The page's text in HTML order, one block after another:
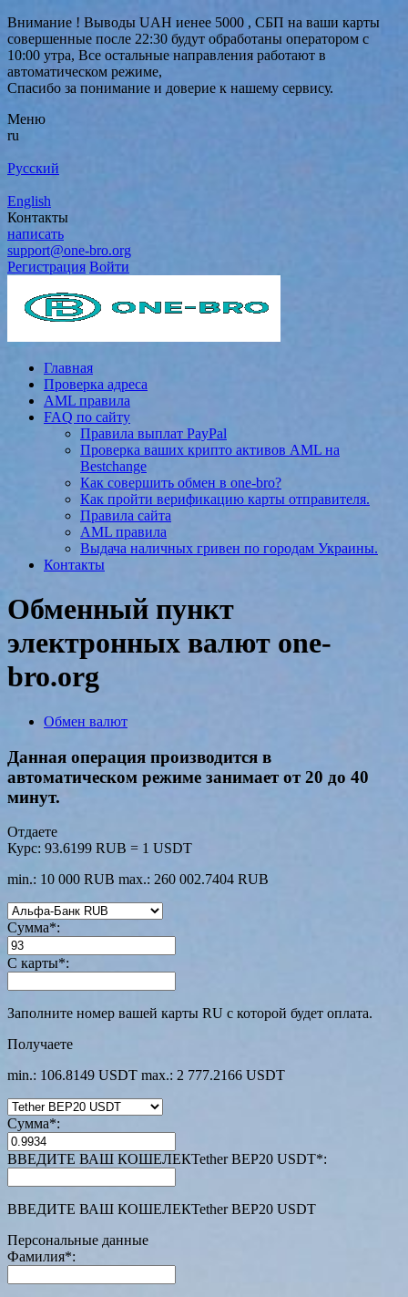
Внимание ! Выводы UAH иенее 5000 , СБП на ваши карты
совершенные после 22:30 будут обработаны оператором с
10:00 утра, Все остальные направления работают в
автоматическом режиме,
Спасибо за понимание и доверие к нашему сервису.
Меню
ru
Русский
English
Контакты
написать
support@one-bro.org
Регистрация Войти
Главная
Проверка адреса
AML правила
FAQ по сайту
Правила выплат PayPal
Проверка ваших крипто активов AML на
Bestchange
Как совершить обмен в one-bro?
Как пройти верификацию карты отправителя.
Правила сайта
AML правила
Выдача наличных гривен по городам Украины.
Контакты
Обменный пункт
электронных валют one-
bro.org
Обмен валют
Данная операция производится в
автоматическом режиме занимает от 20 до 40
минут.
Отдаете
Курс: 93.6199 RUB = 1 USDT
min.: 10 000 RUB max.: 260 002.7404 RUB
Сумма*:
С карты*:
Заполните номер вашей карты RU с которой будет оплата.
Получаете
min.: 106.8149 USDT max.: 2 777.2166 USDT
Сумма*:
ВВЕДИТЕ ВАШ КОШЕЛЕКTether BEP20 USDT*:
ВВЕДИТЕ ВАШ КОШЕЛЕКTether BEP20 USDT
Персональные данные
Фамилия*: